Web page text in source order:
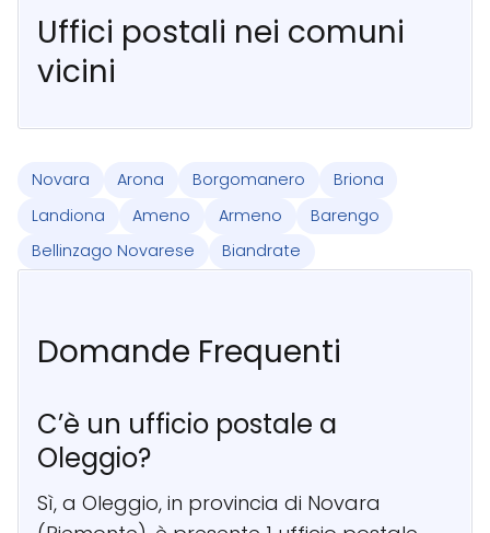
Uffici postali nei comuni
vicini
Novara Arona Borgomanero
Briona
Landiona
Ameno Armeno
Barengo
Bellinzago Novarese
Biandrate
Domande Frequenti
C’è un ufficio postale a
Oleggio?
Sì, a Oleggio, in provincia di Novara